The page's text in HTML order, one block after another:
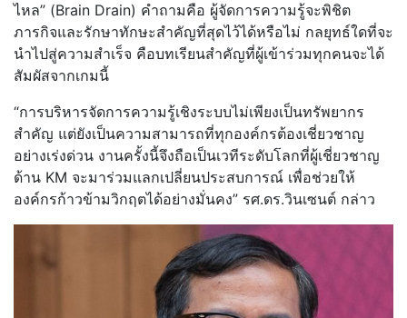
ไหล” (Brain Drain) คำถามคือ ผู้จัดการความรู้จะพิชิต
ภารกิจและรักษาทักษะสำคัญที่สุดไว้ได้หรือไม่ กลยุทธ์ใดที่จะ
นำไปสู่ความสำเร็จ คือบทเรียนสำคัญที่ผู้เข้าร่วมทุกคนจะได้
สัมผัสจากเกมนี้
“การบริหารจัดการความรู้เชิงระบบไม่เพียงเป็นทรัพยากร
สำคัญ แต่ยังเป็นความสามารถที่ทุกองค์กรต้องเชี่ยวชาญ
อย่างเร่งด่วน งานครั้งนี้จึงถือเป็นเวทีระดับโลกที่ผู้เชี่ยวชาญ
ด้าน KM จะมาร่วมแลกเปลี่ยนประสบการณ์ เพื่อช่วยให้
องค์กรก้าวข้ามวิกฤตได้อย่างมั่นคง” รศ.ดร.วินเซนต์ กล่าว